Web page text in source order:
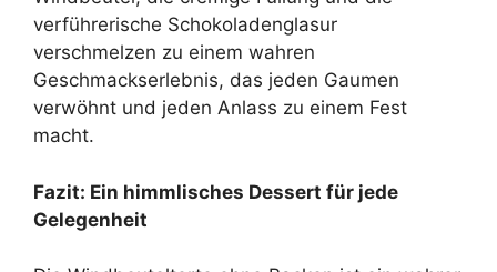
verführerische Schokoladenglasur
verschmelzen zu einem wahren
Geschmackserlebnis, das jeden Gaumen
verwöhnt und jeden Anlass zu einem Fest
macht.
Fazit: Ein himmlisches Dessert für jede
Gelegenheit